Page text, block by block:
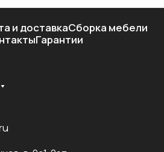
и доставкаСборка мебели
Гарантии